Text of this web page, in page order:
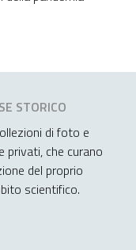
STORICO
di foto e
privati, che curano
del proprio
scientifico.